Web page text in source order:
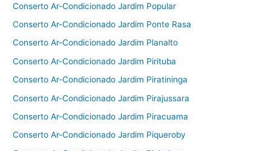
Conserto Ar-Condicionado Jardim Popular
Conserto Ar-Condicionado Jardim Ponte Rasa
Conserto Ar-Condicionado Jardim Planalto
Conserto Ar-Condicionado Jardim Pirituba
Conserto Ar-Condicionado Jardim Piratininga
Conserto Ar-Condicionado Jardim Pirajussara
Conserto Ar-Condicionado Jardim Piracuama
Conserto Ar-Condicionado Jardim Piqueroby